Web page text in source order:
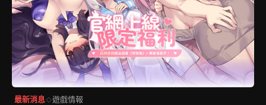
最新消息◇遊戲情報